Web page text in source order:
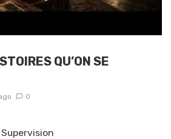
QU’ON SE
0
Supervision